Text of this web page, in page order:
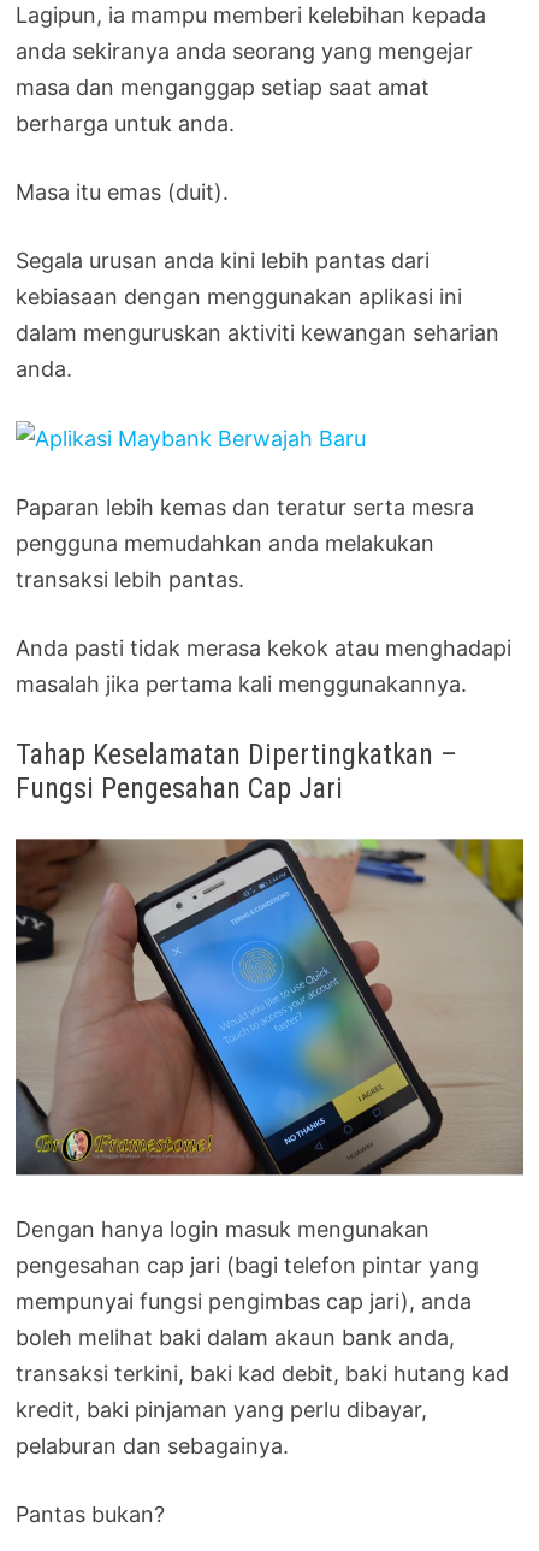
Lagipun, ia mampu memberi kelebihan kepada
anda sekiranya anda seorang yang mengejar
masa dan menganggap setiap saat amat
berharga untuk anda.
Masa itu emas (duit).
Segala urusan anda kini lebih pantas dari
kebiasaan dengan menggunakan aplikasi ini
dalam menguruskan aktiviti kewangan seharian
anda.
Paparan lebih kemas dan teratur serta mesra
pengguna memudahkan anda melakukan
transaksi lebih pantas.
Anda pasti tidak merasa kekok atau menghadapi
masalah jika pertama kali menggunakannya.
Tahap Keselamatan Dipertingkatkan –
Fungsi Pengesahan Cap Jari
Dengan hanya login masuk mengunakan
pengesahan cap jari (bagi telefon pintar yang
mempunyai fungsi pengimbas cap jari), anda
boleh melihat baki dalam akaun bank anda,
transaksi terkini, baki kad debit, baki hutang kad
kredit, baki pinjaman yang perlu dibayar,
pelaburan dan sebagainya.
Pantas bukan?